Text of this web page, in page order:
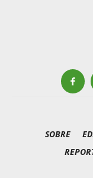
SOBRE